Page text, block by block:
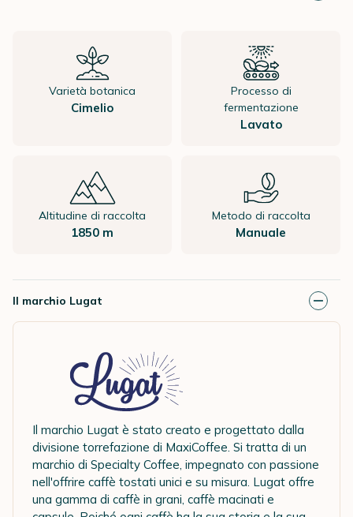
Varietà botanica
Cimelio
Processo di
fermentazione
Lavato
Altitudine di raccolta
1850 m
Metodo di raccolta
Manuale
Il marchio Lugat
Il marchio Lugat è stato creato e progettato dalla
divisione torrefazione di MaxiCoffee. Si tratta di un
marchio di Specialty Coffee, impegnato con passione
nell'offrire caffè tostati unici e su misura. Lugat offre
una gamma di caffè in grani, caffè macinati e